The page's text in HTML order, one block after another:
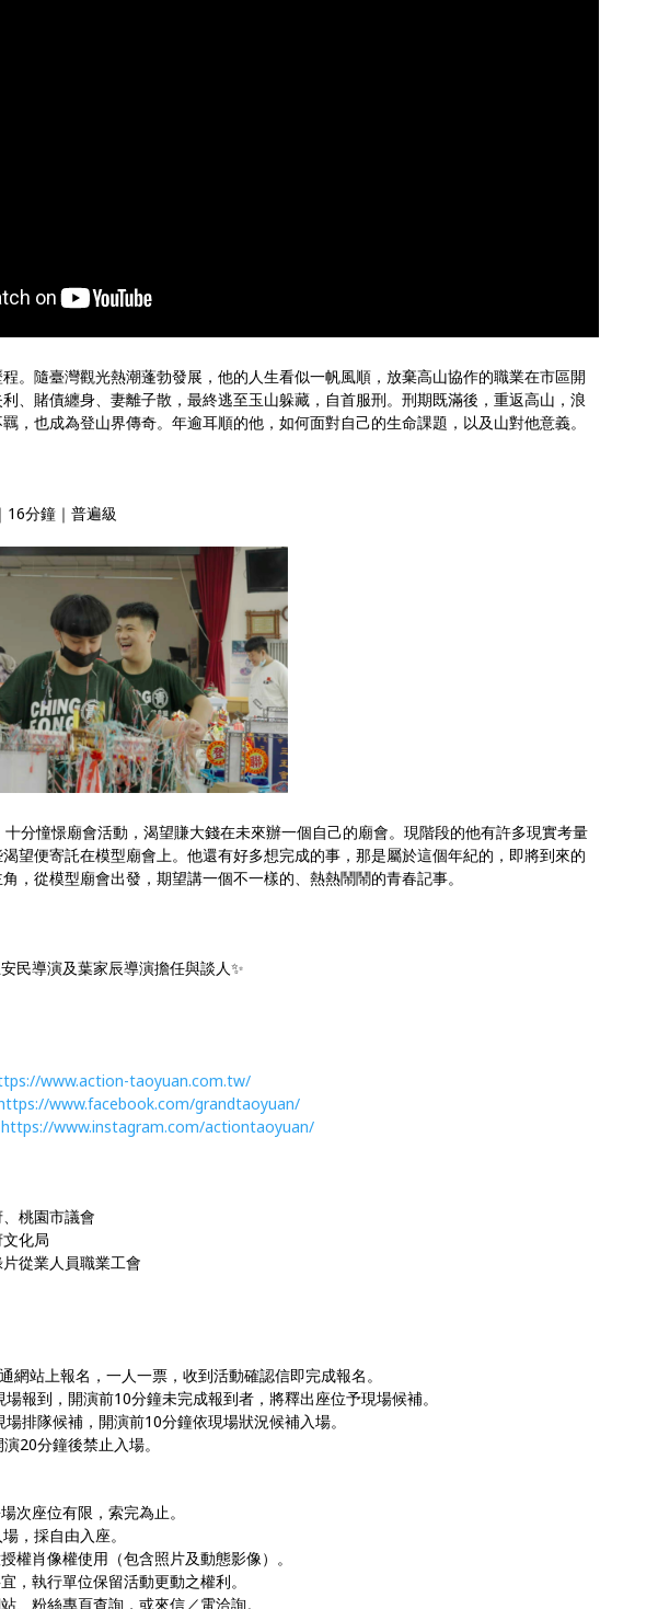
。隨臺灣觀光熱潮蓬勃發展，他的人生看似一帆風順，放棄高山協作的職業在市區開
、賭債纏身、妻離子散，最終逃至玉山躲藏，自首服刑。刑期既滿後，重返高山，浪
，也成為登山界傳奇。年逾耳順的他，如何面對自己的生命課題，以及山對他意義。
16分鐘｜普遍級
分憧憬廟會活動，渴望賺大錢在未來辦一個自己的廟會。現階段的他有許多現實考量
望便寄託在模型廟會上。他還有好多想完成的事，那是屬於這個年紀的，即將到來的
，從模型廟會出發，期望講一個不一樣的、熱熱鬧鬧的青春記事。
民導演及葉家辰導演擔任與談人✨
www.action-taoyuan.com.tw/
www.facebook.com/grandtaoyuan/
https://www.instagram.com/actiontaoyuan/
桃園市議會
化局
從業人員職業工會
網站上報名，一人一票，收到活動確認信即完成報名。
報到，開演前10分鐘未完成報到者，將釋出座位予現場候補。
排隊候補，開演前10分鐘依現場狀況候補入場。
20分鐘後禁止入場。
次座位有限，索完為止。
，採自由入座。
權肖像權使用（包含照片及動態影像）。
，執行單位保留活動更動之權利。
、粉絲專頁查詢，或來信／電洽詢。